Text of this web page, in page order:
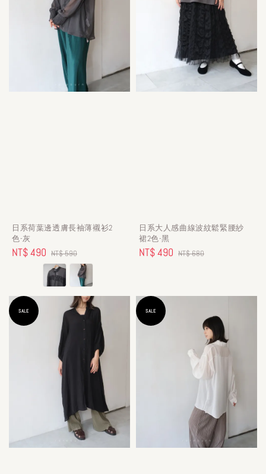
日系荷葉邊透膚長袖薄襯衫2
色-灰
Sale
NT$ 490 Regular
price
NT$ 590
日系大人感曲線波紋鬆緊腰紗
裙2色-黑
Sale
NT$ 490 Regular
NT$ 680
SALE SALE